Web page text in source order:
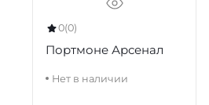
0(0)
Портмоне Арсенал
Нет в наличии